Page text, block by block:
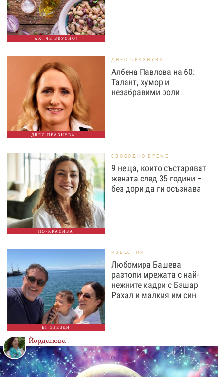
АХ, ЧЕ ВКУСНО!
ДНЕС ПРАЗНУВА...
ДНЕС ПРАЗНУВАТ
Албена Павлова на 60:
Талант, хумор и
незабравими роли
ПО-КРАСИВА
СВОБОДНО ВРЕМЕ
9 неща, които състаряват
жената след 35 години –
без дори да ги осъзнава
БГ ЗВЕЗДИ
ИЗВЕСТНИ
Любомира Башева
разтопи мрежата с най-
нежните кадри с Башар
Рахал и малкия им син
Йорданова